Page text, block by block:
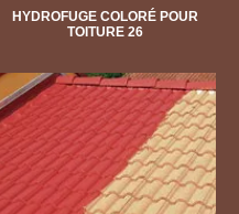
HYDROFUGE COLORÉ POUR
TOITURE 26